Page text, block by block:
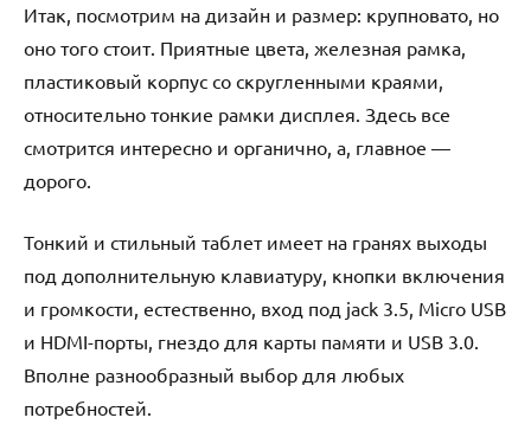
Итак, посмотрим на дизайн и размер: крупновато, но
оно того стоит. Приятные цвета, железная рамка,
пластиковый корпус со скругленными краями,
относительно тонкие рамки дисплея. Здесь все
смотрится интересно и органично, а, главное —
дорого.
Тонкий и стильный таблет имеет на гранях выходы
под дополнительную клавиатуру, кнопки включения
и громкости, естественно, вход под jack 3.5, Micro USB
и HDMI-порты, гнездо для карты памяти и USB 3.0.
Вполне разнообразный выбор для любых
потребностей.